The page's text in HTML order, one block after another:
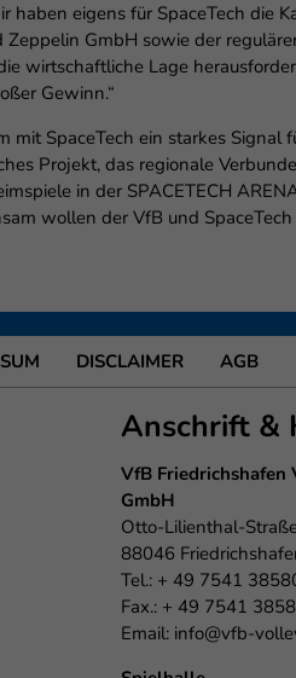
eigens für SpaceTech die
Zeppelin GmbH sowie der
wirtschaftliche Lage
Gewinn.“
SpaceTech ein starkes Signal
Projekt, das regionale
in der SPACETECH
wollen der VfB und SpaceTech
AGB
DISCLAIMER
Anschrift &
VfB
GmbH
Otto-Lilienthal-
88046
Tel.: + 49 7541
Fax.: + 49 7541
Email: info@vfb-